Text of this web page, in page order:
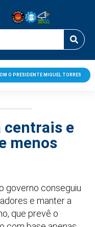
O PRESIDENTE MIGUEL TORRES
centrais e
menos
governo conseguiu
e manter a
que prevê o